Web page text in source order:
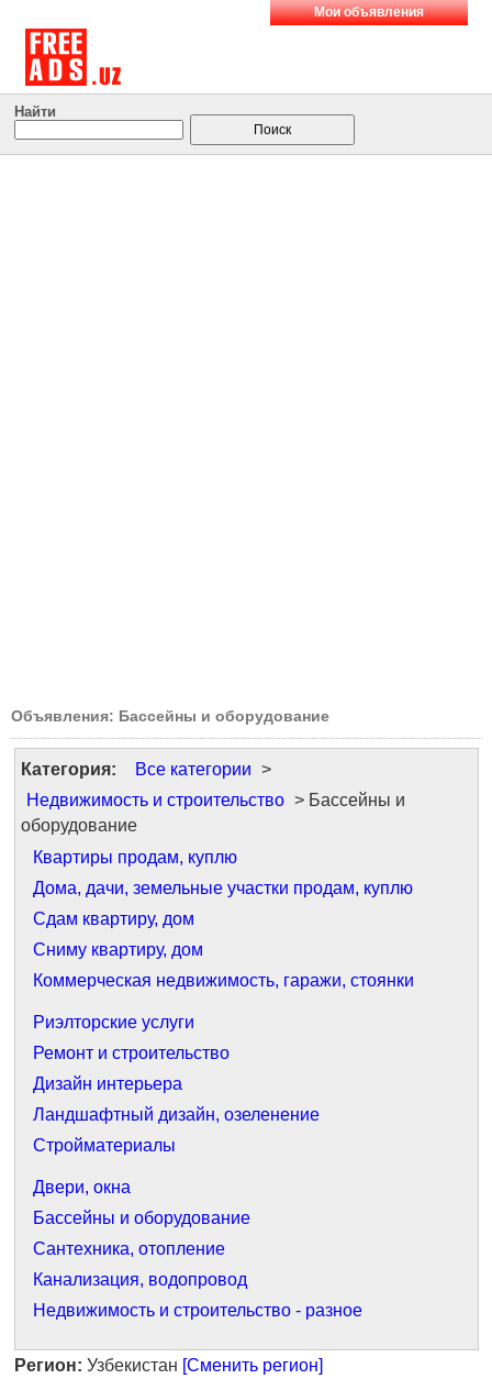
Мои объявления
Найти
Объявления: Бассейны и оборудование
Категория: Все категории >
Недвижимость и строительство > Бассейны и
оборудование
Квартиры продам, куплю
Дома, дачи, земельные участки продам, куплю
Сдам квартиру, дом
Сниму квартиру, дом
Коммерческая недвижимость, гаражи, стоянки
Риэлторские услуги
Ремонт и строительство
Дизайн интерьера
Ландшафтный дизайн, озеленение
Стройматериалы
Двери, окна
Бассейны и оборудование
Сантехника, отопление
Канализация, водопровод
Недвижимость и строительство - разное
Регион: Узбекистан [Сменить регион]